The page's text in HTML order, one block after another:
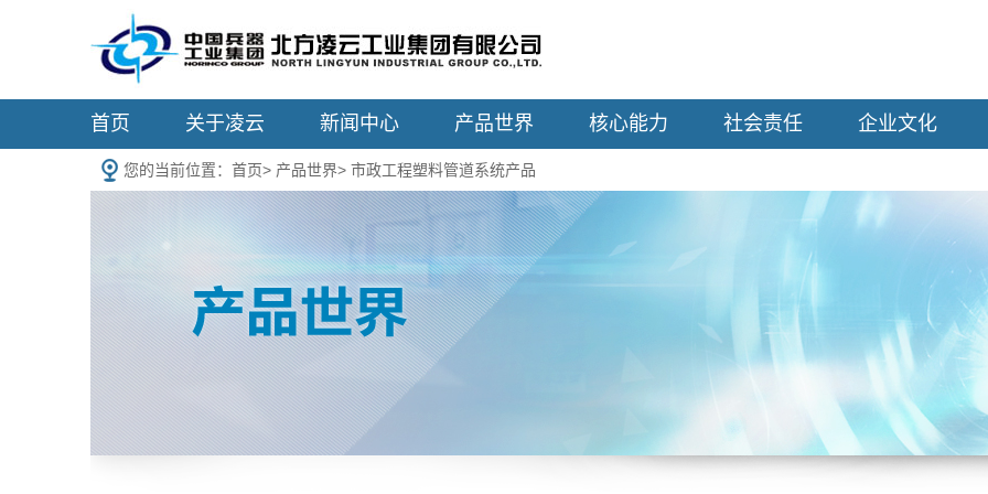
首页 关于凌云 新闻中心 产品世界 核心能力 社会责任 企业文化
您的当前位置： 首页> 产品世界> 市政工程塑料管道系统产品